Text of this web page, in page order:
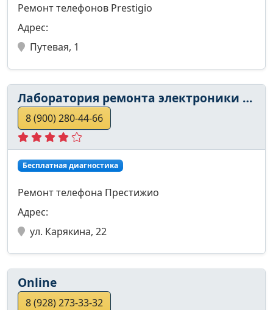
Ремонт телефонов Prestigio
Адрес:
Путевая, 1
Лаборатория ремонта электроники ZYXLAB
8 (900) 280-44-66
Бесплатная диагностика
Ремонт телефона Престижио
Адрес:
ул. Карякина, 22
Online
8 (928) 273-33-32